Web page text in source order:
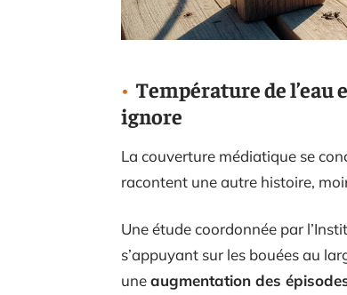
Température de l’eau
ignore
La couverture médiatique se
racontent une autre histoire,
Une étude coordonnée par
s’appuyant sur les bouées au
uneaugmentation des